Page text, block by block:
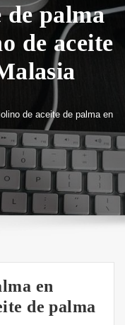
de palma
de aceite
de aceite de palma en
en
de palma